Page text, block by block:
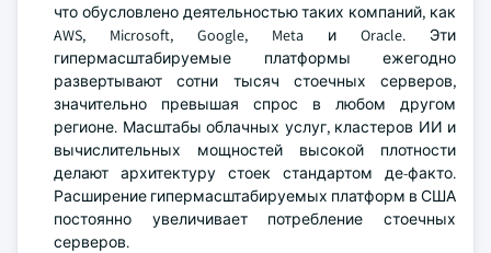
что обусловлено деятельностью таких компаний, как
AWS, Microsoft, Google, Meta и Oracle. Эти
гипермасштабируемые платформы ежегодно
развертывают сотни тысяч стоечных серверов,
значительно превышая спрос в любом другом
регионе. Масштабы облачных услуг, кластеров ИИ и
вычислительных мощностей высокой плотности
делают архитектуру стоек стандартом де-факто.
Расширение гипермасштабируемых платформ в США
постоянно увеличивает потребление стоечных
серверов.